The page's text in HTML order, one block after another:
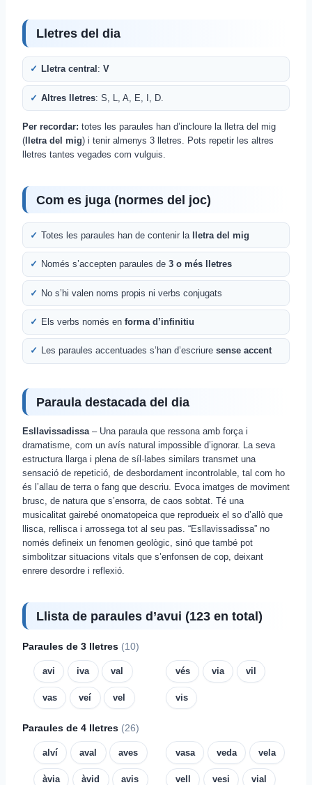
Lletres del dia
Lletra central : V
Altres lletres: S, L, A, E, I, D.
Per recordar: totes les paraules han d’incloure la lletra del mig
(lletra del mig) i tenir almenys 3 lletres. Pots repetir les altres
lletres tantes vegades com vulguis.
Com es juga (normes del joc)
Totes les paraules han de contenir la lletra del mig
Només s’accepten paraules de 3 o més lletres
No s’hi valen noms propis ni verbs conjugats
Els verbs només en forma d’infinitiu
Les paraules accentuades s’han d’escriure sense accent
Paraula destacada del dia
Esllavissadissa – Una paraula que ressona amb força i
dramatisme, com un avís natural impossible d’ignorar. La seva
estructura llarga i plena de síl·labes similars transmet una
sensació de repetició, de desbordament incontrolable, tal com ho
és l’allau de terra o fang que descriu. Evoca imatges de moviment
brusc, de natura que s’ensorra, de caos sobtat. Té una
musicalitat gairebé onomatopeica que reprodueix el so d’allò que
llisca, rellisca i arrossega tot al seu pas. “Esllavissadissa” no
només defineix un fenomen geològic, sinó que també pot
simbolitzar situacions vitals que s’enfonsen de cop, deixant
enrere desordre i reflexió.
Llista de paraules d’avui (123 en total)
Paraules de 3 lletres (10)
avi iva val
vas veí vel
vés via vil
vis
Paraules de 4 lletres (26)
alví aval aves
àvia àvid avis
vasa veda vela
vell vesi vial